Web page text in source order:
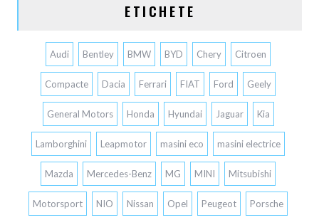
ETICHETE
Audi Bentley BMW BYD Chery Citroen
Compacte Dacia Ferrari FIAT Ford Geely
General Motors Honda Hyundai Jaguar Kia
Lamborghini Leapmotor masini eco masini electrice
Mazda Mercedes-Benz MG MINI Mitsubishi
Motorsport NIO Nissan Opel Peugeot Porsche